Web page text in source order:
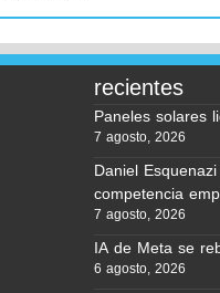
recientes
Paneles solares
7 agosto, 2026
Daniel
competencia
7 agosto, 2026
IA de Meta se
6 agosto, 2026